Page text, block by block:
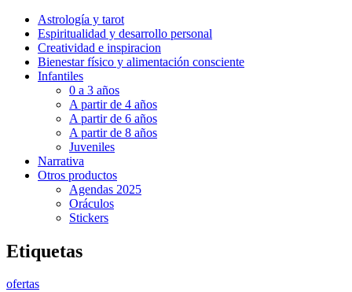
Astrología y tarot
Espiritualidad y desarrollo personal
Creatividad e inspiracion
Bienestar físico y alimentación consciente
Infantiles
0 a 3 años
A partir de 4 años
A partir de 6 años
A partir de 8 años
Juveniles
Narrativa
Otros productos
Agendas 2025
Oráculos
Stickers
Etiquetas
ofertas